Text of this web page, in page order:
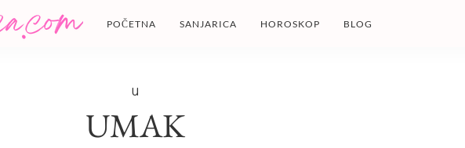
POČETNA SANJARICA HOROSKOP BLOG
U
UMAK